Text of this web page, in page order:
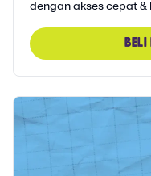
dengan akses cepat &
BELI